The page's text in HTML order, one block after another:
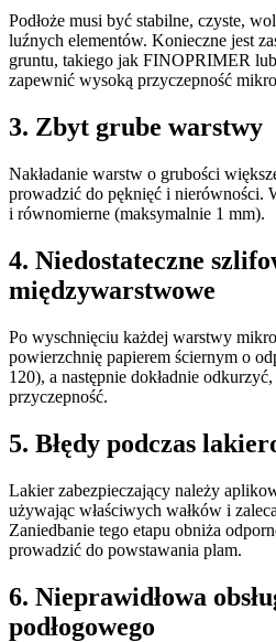
Podłoże musi być stabilne, czyste,
luźnych elementów. Konieczne jest
gruntu, takiego jak FINOPRIMER
zapewnić wysoką przyczepność
3. Zbyt grube warstwy
Nakładanie warstw o grubości
prowadzić do pęknięć i nierówności.
i równomierne (maksymalnie 1 mm).
4. Niedostateczne
międzywarstwowe
Po wyschnięciu każdej warstwy
powierzchnię papierem ściernym o
120), a następnie dokładnie
przyczepność.
5. Błędy podczas
Lakier zabezpieczający należy
używając właściwych wałków i
Zaniedbanie tego etapu obniża
prowadzić do powstawania plam.
6. Nieprawidłowa
podłogowego